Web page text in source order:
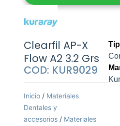
Clearfil AP-X
Flow A2 3.2 Grs
COD: KUR9029
Inicio / Materiales
Dentales y
accesorios / Materiales